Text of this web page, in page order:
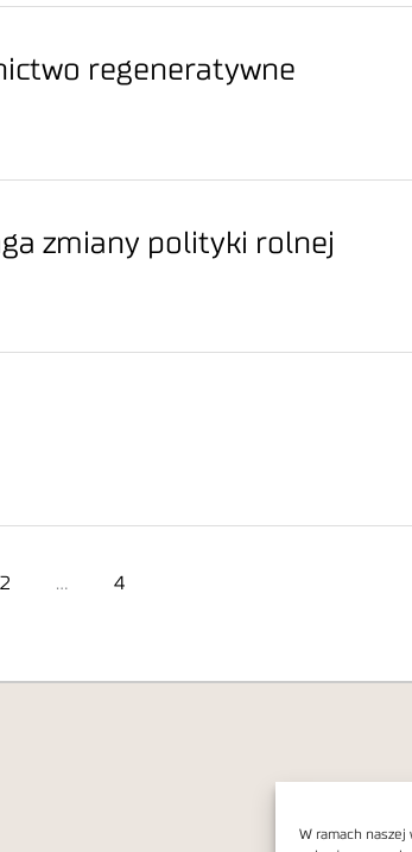
W ramach
regeneratywne
zmiany polityki rolnej
2 … 4